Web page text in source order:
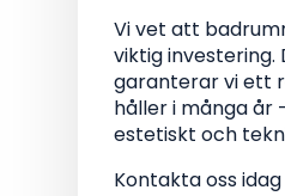
Vi vet att
viktig investering.
garanterar vi ett
håller i många år
estetiskt och
Kontakta oss idag